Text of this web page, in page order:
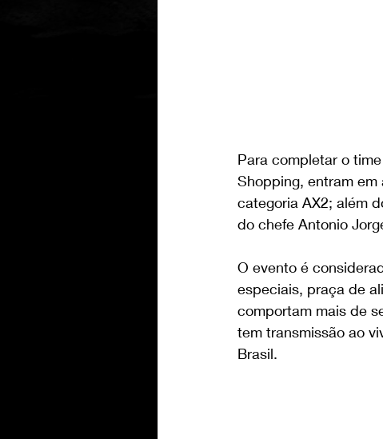
Para completar o
Shopping, entram
categoria AX2; além
do chefe Antonio
O evento é
especiais, praça de
comportam mais de
tem transmissão ao
Brasil.